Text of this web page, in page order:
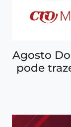
Agosto
pode